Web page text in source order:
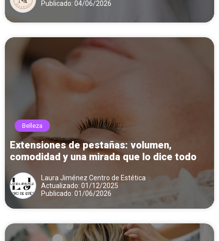
Publicado: 04/06/2026
Belleza
Extensiones de pestañas: volumen,
comodidad y una mirada que lo dice todo
Laura Jiménez Centro de Estética
Actualizado: 01/12/2025
Publicado: 01/06/2026